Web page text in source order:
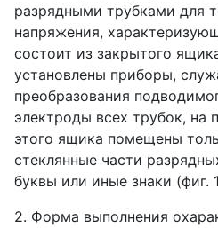
разрядными трубками для
напряжения,
состоит из закрытого
установлены приборы,
преобразования
электроды всех трубок, на
этого ящика помещены
стеклянные части
буквы или иные знаки (фиг.
2. Форма выполнения